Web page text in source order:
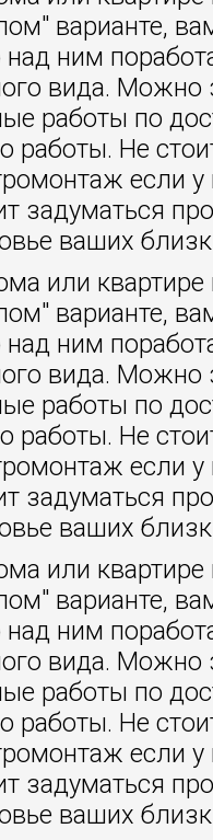
варианте,
над ним
вида. Можно
работы по
работы. Не
если у
задуматься
ваших
или квартире
варианте,
над ним
вида. Можно
работы по
работы. Не
если у
задуматься
ваших
или квартире
варианте,
над ним
вида. Можно
работы по
работы. Не
если у
задуматься
ваших